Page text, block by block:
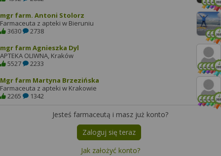
mgr farm. Antoni Stolorz
Farmaceuta z apteki w Bieruniu
3630
2738
mgr farm Agnieszka Dyl
APTEKA OLIWNA, Kraków
5527
2233
Mgr farm Martyna Brzezińska
Farmaceuta z apteki w Krakowie
2265
1342
Jesteś farmaceutą i masz już konto?
Zaloguj się teraz
Jak założyć konto?